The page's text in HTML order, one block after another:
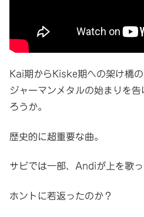
Kai期からKiske期への架け橋の
ジャーマンメタルの始まりを
ろうか。
歴史的に超重要な曲。
サビでは一部、Andiが上を歌っ
ホントに若返ったのか？